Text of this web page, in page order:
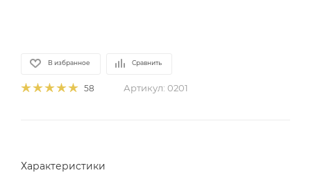
В избранное Сравнить
58 Артикул: 0201
Характеристики